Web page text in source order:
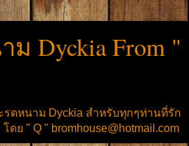
Dyckia From "
ดหนาม Dyckia สำหรับทุกๆท่านที่รัก
ดย " Q " bromhouse@hotmail.com